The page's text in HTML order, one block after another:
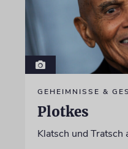
GEHEIMNISSE &
Plotkes
Klatsch und Tratsch